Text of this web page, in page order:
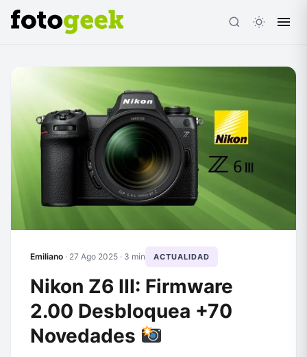
ESC
Emiliano · 27 Ago 2025 · 3 min ACTUALIDAD
Nikon Z6 III: Firmware
2.00 Desbloquea +70
Novedades